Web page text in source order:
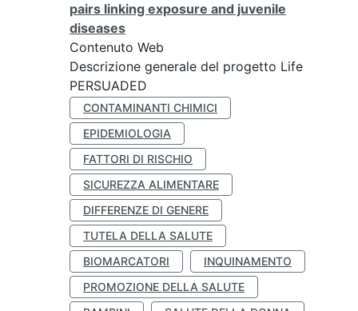
pairs linking exposure and juvenile
diseases
Contenuto Web
Descrizione generale del progetto Life
PERSUADED
CONTAMINANTI CHIMICI
EPIDEMIOLOGIA
FATTORI DI RISCHIO
SICUREZZA ALIMENTARE
DIFFERENZE DI GENERE
TUTELA DELLA SALUTE
BIOMARCATORI
INQUINAMENTO
PROMOZIONE DELLA SALUTE